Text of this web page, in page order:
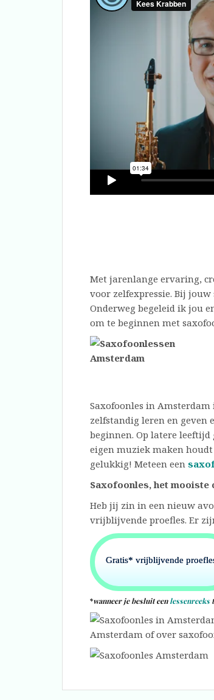
Met jarenlange ervaring,
voor zelfexpressie. Bij
Onderweg begeleid ik jou
om te beginnen met
Saxofoonles in
zelfstandig leren en geven
beginnen. Op latere
eigen muziek maken
gelukkig! Meteen een
Saxofoonles, het mooiste
Heb jij zin in een nieuw
vrijblijvende proefles. Er
Gratis* vrijblijvende
*wanneer je besluit eenlessenreeks
Amsterdam of over